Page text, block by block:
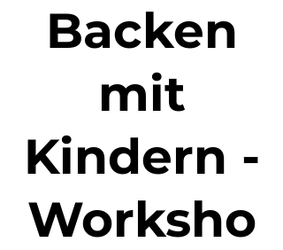
Backen
mit
Kindern -
Worksho